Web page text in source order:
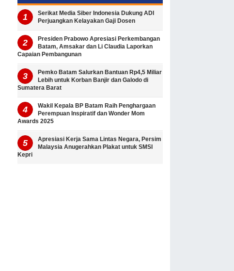
Serikat Media Siber Indonesia Dukung ADI
Perjuangkan Kelayakan Gaji Dosen
Presiden Prabowo Apresiasi Perkembangan
Batam, Amsakar dan Li Claudia Laporkan
Capaian Pembangunan
Pemko Batam Salurkan Bantuan Rp4,5 Miliar
Lebih untuk Korban Banjir dan Galodo di
Sumatera Barat
Wakil Kepala BP Batam Raih Penghargaan
Perempuan Inspiratif dan Wonder Mom
Awards 2025
Apresiasi Kerja Sama Lintas Negara, Persim
Malaysia Anugerahkan Plakat untuk SMSI
Kepri